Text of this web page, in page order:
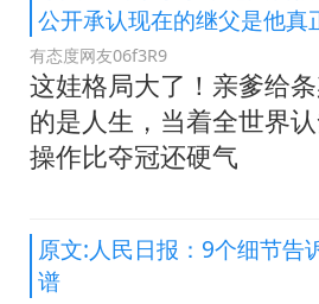
公开承认现在的继父是他真
有态度网友06f3R9
这娃格局大了！亲爹给
的是人生，当着全世界
操作比夺冠还硬气
原文:人民日报：9个细节告
谱